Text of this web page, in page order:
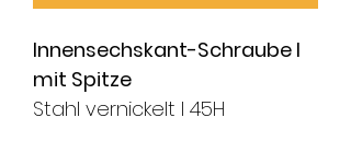
Innensechskant-Schraube I
mit Spitze
Stahl vernickelt I 45H